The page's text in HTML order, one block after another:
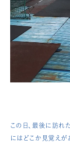
この日、最後に訪れ
にはどこか見覚えが